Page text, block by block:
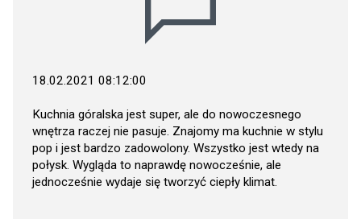
18.02.2021 08:12:00
Kuchnia góralska jest super, ale do nowoczesnego
wnętrza raczej nie pasuje. Znajomy ma kuchnie w stylu
pop i jest bardzo zadowolony. Wszystko jest wtedy na
połysk. Wygląda to naprawdę nowocześnie, ale
jednocześnie wydaje się tworzyć ciepły klimat.